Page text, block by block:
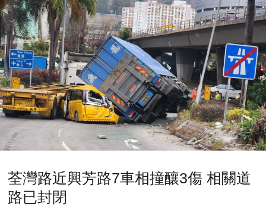
荃灣路近興芳路7車相撞釀3傷 相關道
路已封閉